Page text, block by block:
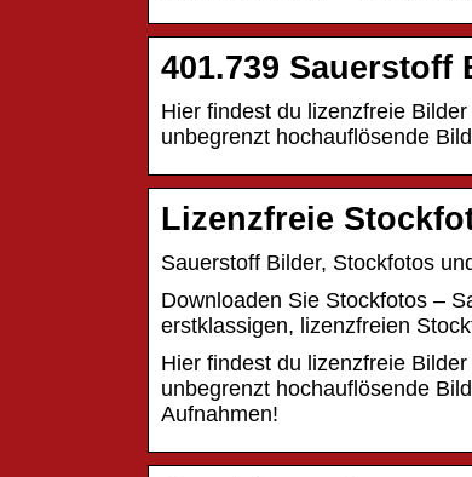
401.739
Hier findest du lizenzfreie
unbegrenzt hochauflösende
Lizenzfreie
Sauerstoff Bilder, Stockfotos
Downloaden Sie Stockfotos –
erstklassigen, lizenzfreien
Hier findest du lizenzfreie
unbegrenzt hochauflösende
Aufnahmen!